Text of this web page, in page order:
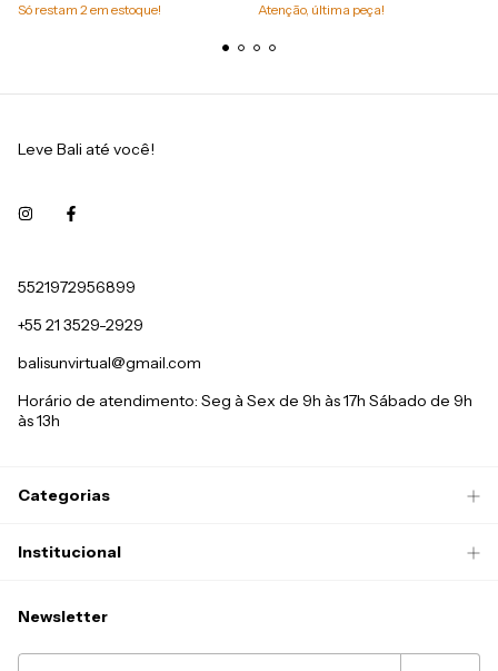
Só restam 2em estoque!
Atenção, última peça!
Leve Bali até você!
5521972956899
+55 21 3529-2929
balisunvirtual@gmail.com
Horário de atendimento: Seg à Sex de 9h às 17h Sábado de 9h
às 13h
Categorias
Institucional
Newsletter